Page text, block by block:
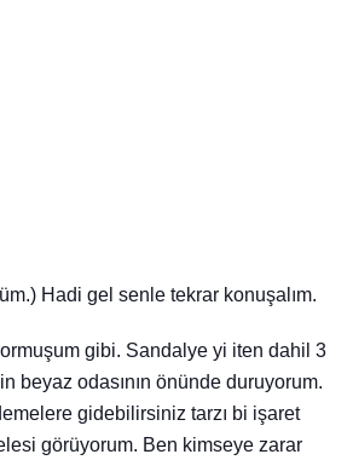
Hadi gel senle tekrar konuşalım.
gibi. Sandalye yi iten dahil 3
beyaz odasının önünde duruyorum.
gidebilirsiniz tarzı bi işaret
görüyorum. Ben kimseye zarar